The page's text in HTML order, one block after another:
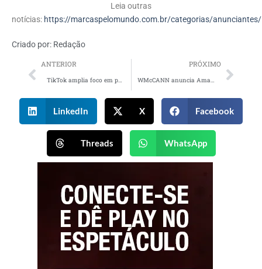
Leia outras
notícias: https://marcaspelomundo.com.br/categorias/anunciantes/
Criado por: Redação
ANTERIOR PRÓXIMO
LinkedIn X Facebook
Threads WhatsApp